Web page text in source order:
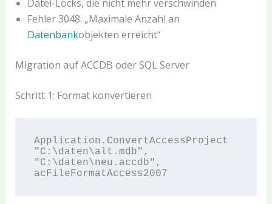
Datei-Locks, die nicht mehr verschwinden
Fehler 3048: „Maximale Anzahl an
Datenbankobjekten erreicht“
Migration auf ACCDB oder SQL Server
Schritt 1: Format konvertieren
Application.ConvertAccessProject
"C:\daten\alt.mdb",
"C:\daten\neu.accdb",